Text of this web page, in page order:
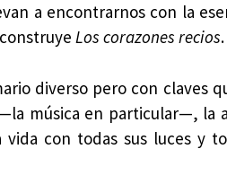
a encontrarnos con la
construyeLos corazones recios.
diverso pero con claves
música en particular—, la
con todas sus luces y